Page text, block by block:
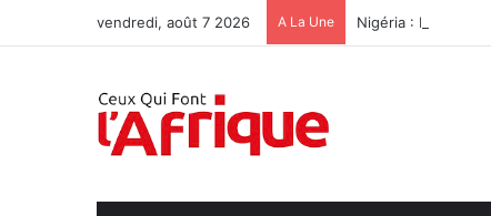
vendredi, août 7 2026 A La Une Nigéria :